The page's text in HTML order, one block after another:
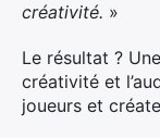
créativité. »
Le résultat ?
créativité et
joueurs et